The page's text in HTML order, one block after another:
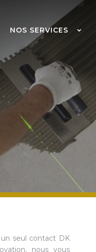
NOS SERVICES
seul contact DK
nous vous